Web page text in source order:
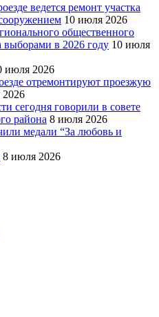
ведется ремонт участка
10 июля 2026
общественного
в 2026 году 10 июля
июля 2026
отремонтируют проезжую
сегодня говорили в совете
района 8 июля 2026
медали “За любовь и
8 июля 2026